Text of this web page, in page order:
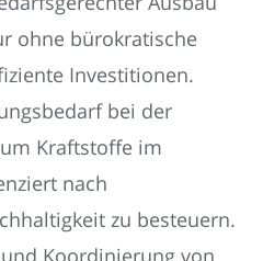
ohne bürokratische
Investitionen.
bei der
Kraftstoffe im
nach
zu besteuern.
Koordinierung von